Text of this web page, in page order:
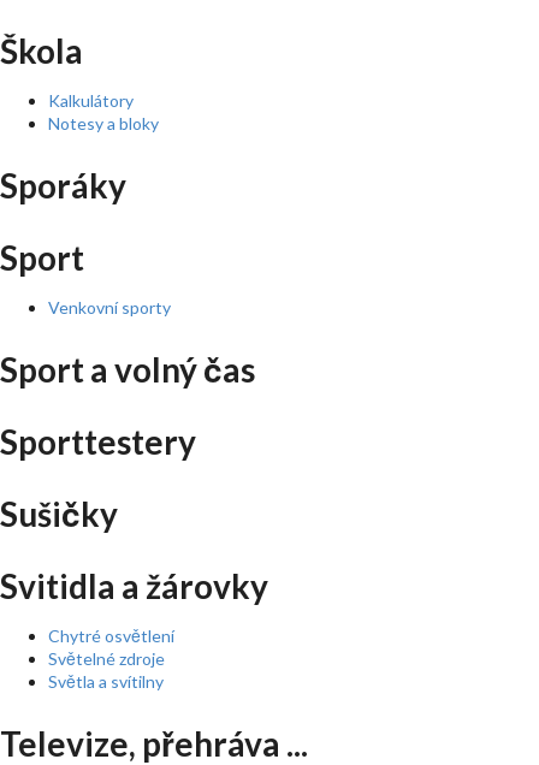
Škola
Kalkulátory
Notesy a bloky
Sporáky
Sport
Venkovní sporty
Sport a volný čas
Sporttestery
Sušičky
Svitidla a žárovky
Chytré osvětlení
Světelné zdroje
Světla a svítilny
Televize, přehráva ...